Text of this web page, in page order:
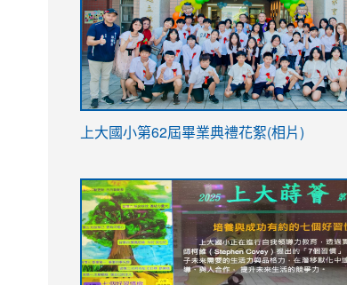
link
YfDQppRvyMk686kIw6SBbssEIZ6WnT/
usp=sharing
上大國小第62屆畢業典禮花絮(相片)
to
https://drive.google.com/file/d/1I-
YfDQppRvyMk686kIw6SBbssEIZ6WnT/
usp=sharing
to
https://sites.google.com/stes.tyc.edu.tw/